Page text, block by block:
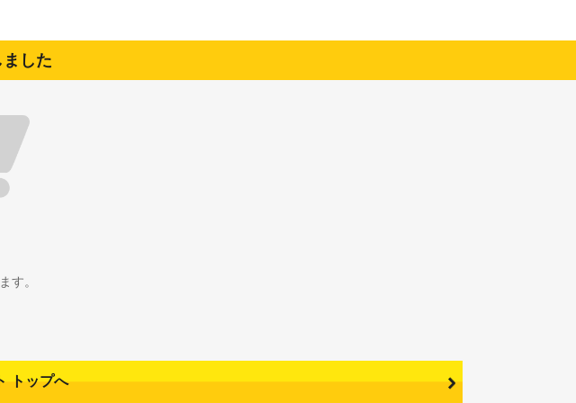
した
す。
トップへ